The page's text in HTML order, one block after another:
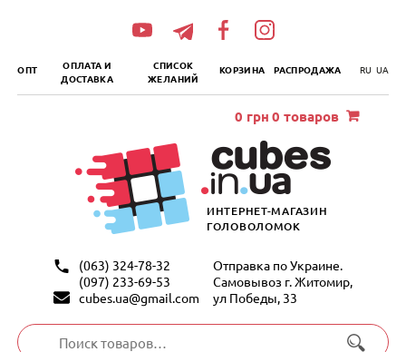
ОПТ
ОПЛАТА И
ДОСТАВКА
СПИСОК
ЖЕЛАНИЙ
КОРЗИНА РАСПРОДАЖА RU UA
ИНТЕРНЕТ-МАГАЗИН
ГОЛОВОЛОМОК
(063) 324-78-32
(097) 233-69-53
cubes.ua@gmail.com
Отправка по Украине.
Самовывоз г. Житомир,
ул Победы, 33
Искать:
0 грн 0 товаров